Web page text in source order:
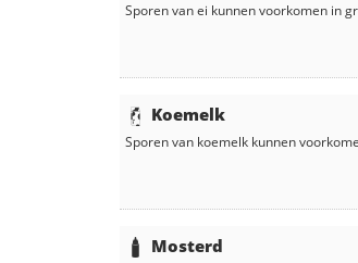
Sporen van ei kunnen voorkomen in
Koemelk
Sporen van koemelk kunnen
Mosterd